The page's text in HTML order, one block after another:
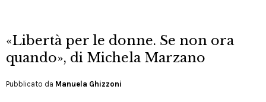
«Libertà per le donne. Se non ora
quando», di Michela Marzano
Pubblicato da Manuela Ghizzoni